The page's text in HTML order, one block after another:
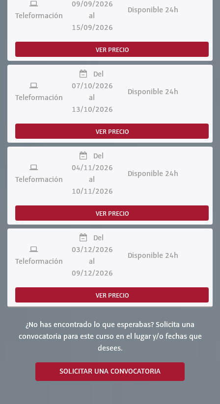
Teleformación
09/09/2026
al
15/09/2026
Disponible 24h
VER PRECIO
Teleformación
Del
07/10/2026
al
13/10/2026
Disponible 24h
VER PRECIO
Teleformación
Del
04/11/2026
al
10/11/2026
Disponible 24h
VER PRECIO
Teleformación
Del
03/12/2026
al
09/12/2026
Disponible 24h
VER PRECIO
¿No has encontrado lo que esperabas? Solicita una
convocatoria para este curso en el lugar y/o fechas que
desees.
SOLICITAR UNA CONVOCATORIA